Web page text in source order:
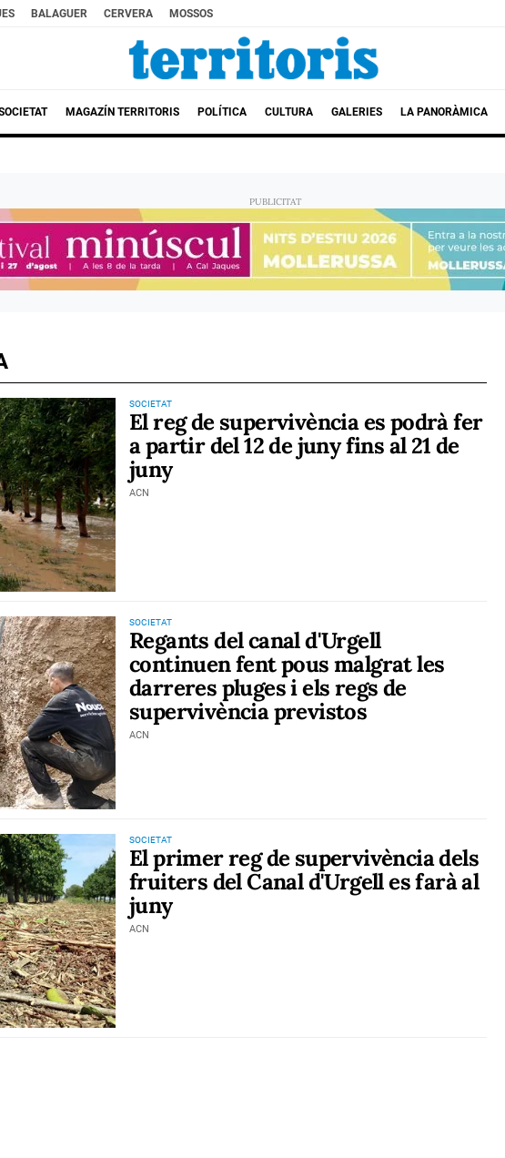
BALAGUER CERVERA MOSSOS
MAGAZÍN TERRITORIS POLÍTICA CULTURA GALERIES LA PANORÀMICA
SOCIETAT
El reg de supervivència es podrà fer
a partir del 12 de juny fins al 21 de
juny
ACN
SOCIETAT
Regants del canal d'Urgell
continuen fent pous malgrat les
darreres pluges i els regs de
supervivència previstos
ACN
SOCIETAT
El primer reg de supervivència dels
fruiters del Canal d'Urgell es farà al
juny
ACN